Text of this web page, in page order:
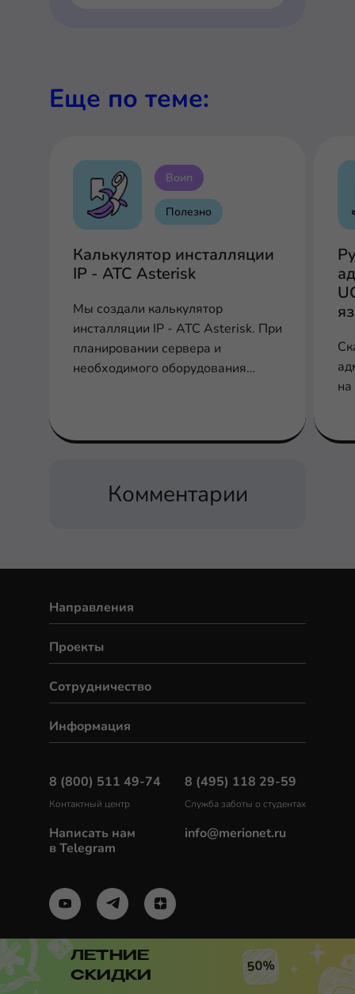
Еще по теме:
Воип
Полезно
Калькулятор инсталляции
IP - АТС Asterisk
Мы создали калькулятор
инсталляции IP - АТС Asterisk. При
планировании сервера и
необходимого оборудования
Комментарии
Направления
Сотрудничество
Проекты
Информация
8 (800) 511 49-74
Контактный центр
Написать нам
в Telegram
8 (495) 118 29-59
Служба заботы о студентах
info@merionet.ru
ЛЕТНИЕ
СКИДКИ
50%